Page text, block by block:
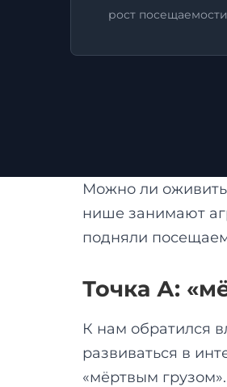
рост
Можно ли оживить
нише занимают
подняли
Точка А:
К нам обратился
развиваться в
«мёртвым грузом».